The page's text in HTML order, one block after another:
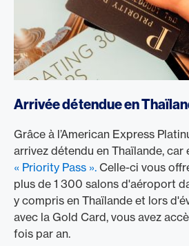
Arrivée détendue en
Grâce à l’American Express
arrivez détendu en Thaïlande, car
« Priority Pass ». Celle-ci vous
plus de 1 300 salons d'aéroport
y compris en Thaïlande et lors
avec la Gold Card, vous avez
fois par an.